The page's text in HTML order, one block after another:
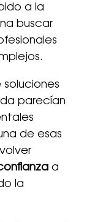
a la
buscar
parecían
de esas
a
la